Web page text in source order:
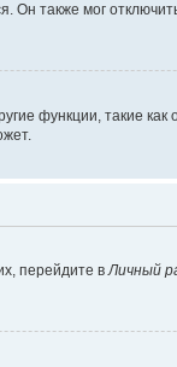
также мог
функции, такие
перейдите вЛичный